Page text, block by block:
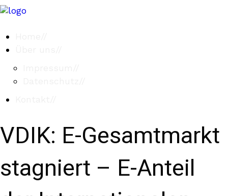
VDIK: E-Gesamtmarkt
stagniert – E-Anteil